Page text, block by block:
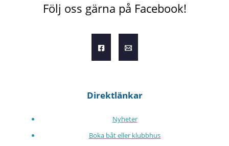
Följ oss gärna på Facebook!
Direktlänkar
Nyheter
Boka båt eller klubbhus